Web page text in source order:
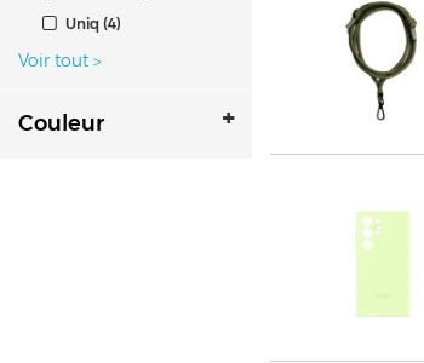
Uniq (4)
Voir tout >
Couleur